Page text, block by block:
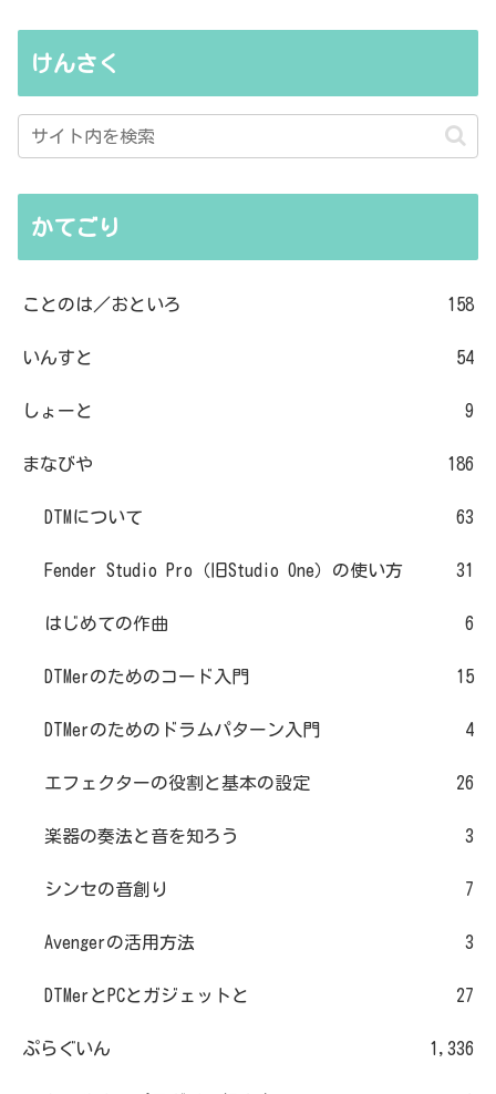
けんさく
かてごり
ことのは／おといろ 158
いんすと 54
しょーと 9
まなびや 186
DTMについて 63
Fender Studio Pro（旧Studio One）の使い方 31
はじめての作曲 6
DTMerのためのコード入門 15
DTMerのためのドラムパターン入門 4
エフェクターの役割と基本の設定 26
楽器の奏法と音を知ろう 3
シンセの音創り 7
Avengerの活用方法 3
DTMerとPCとガジェットと 27
ぷらぐいん 1,336